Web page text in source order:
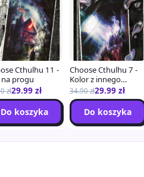
Cthulhu 11 -
na progu
zł29.99zł
Do koszyka
Choose Cthulhu 7 -
Kolor z innego
Wszechświata
34.90zł29.99zł
Do koszyka